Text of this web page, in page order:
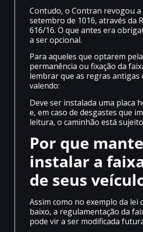
Contudo, o Contran revogou a
setembro de 1016, através da
616/16. O que antes era
a ser opcional.
Para aqueles que optarem pela
permanência ou fixação da
lembrar que as regras antigas
valendo:
Deve ser instalada uma placa
e, em caso de desgastes que
leitura, o caminhão está
Por que
instalar a
de seus
Assim como no exemplo da lei
baixo, a regulamentação da
pode vir a ser modificada